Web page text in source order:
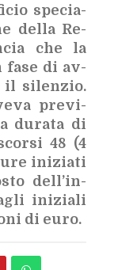
spe­cia­
del­la Re­
che la
fase di av­
il si­len­zio.
pre­vi­
du­ra­ta di
48 (4
ini­zia­ti
del­l’in­
ini­zia­li
di euro.